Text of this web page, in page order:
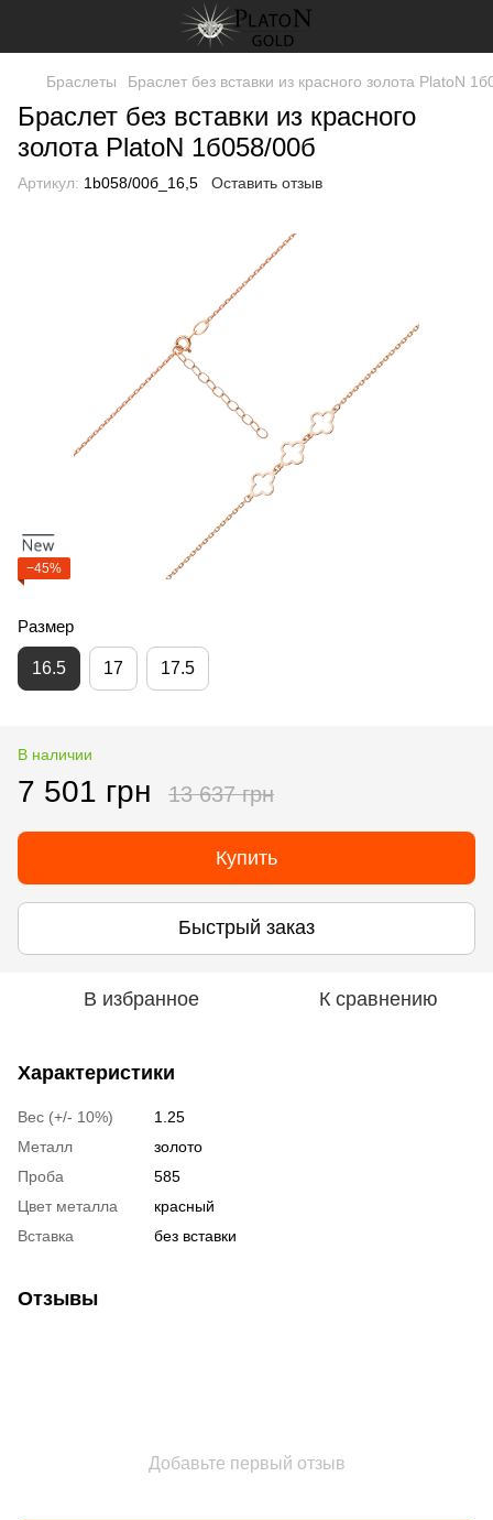
Браслеты Браслет без вставки из красного золота PlatoN
Браслет без вставки из красного
золота PlatoN 1б058/00б
Артикул: 1b058/00б_16,5 Оставить отзыв
−45%
Размер
16.5 17 17.5
В наличии
7 501 грн 13 637 грн
Купить
Быстрый заказ
В избранное К сравнению
Характеристики
Вес (+/- 10%)
1.25
Металл
золото
Проба
585
Цвет металла
красный
Вставка
без вставки
Отзывы
Добавьте первый отзыв